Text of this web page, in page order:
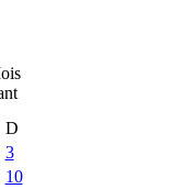
D
3
10